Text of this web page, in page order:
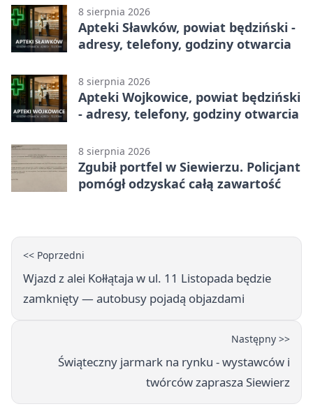
8 sierpnia 2026
Apteki Sławków, powiat będziński -
adresy, telefony, godziny otwarcia
8 sierpnia 2026
Apteki Wojkowice, powiat będziński
- adresy, telefony, godziny otwarcia
8 sierpnia 2026
Zgubił portfel w Siewierzu. Policjant
pomógł odzyskać całą zawartość
<< Poprzedni
Wjazd z alei Kołłątaja w ul. 11 Listopada będzie
zamknięty — autobusy pojadą objazdami
Następny >>
Świąteczny jarmark na rynku - wystawców i
twórców zaprasza Siewierz